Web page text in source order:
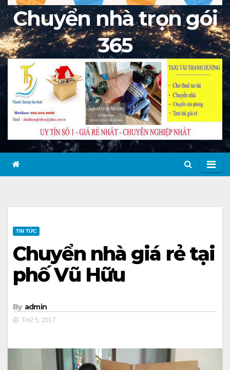
Chuyển nhà trọn gói
365
TIN TỨC
Chuyển nhà giá rẻ tại
phố Vũ Hữu
By admin
TH2 5, 2017